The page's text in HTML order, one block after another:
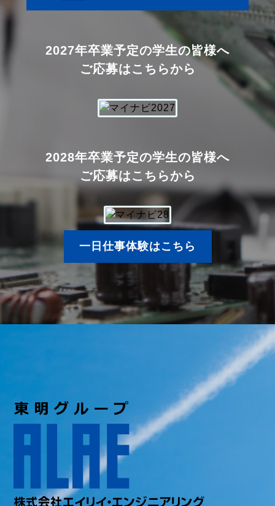
2027年卒業予定の学生の皆様へ
ご応募はこちらから
2028年卒業予定の学生の皆様へ
ご応募はこちらから
一日仕事体験はこちら